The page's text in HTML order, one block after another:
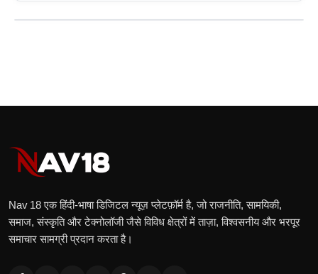
Nav 18 एक हिंदी‑भाषा डिजिटल न्यूज़ प्लेटफ़ॉर्म है, जो राजनीति, सामयिकी,
समाज, संस्कृति और टेक्नोलॉजी जैसे विविध क्षेत्रों में ताज़ा, विश्वसनीय और भरपूर
समाचार सामग्री प्रदान करता है।